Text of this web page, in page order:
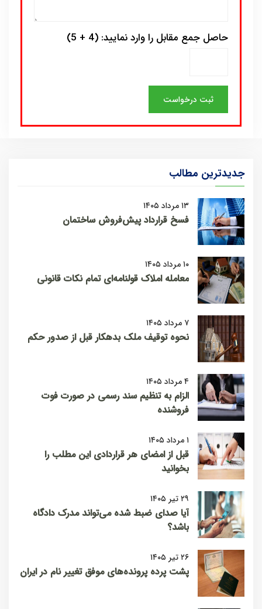
حاصل جمع مقابل را وارد نمایید: (4 + 5)
جدیدترین مطالب
۱۳ مرداد ۱۴۰۵
فسخ قرارداد پیش‌فروش ساختمان
۱۰ مرداد ۱۴۰۵
معامله املاک قولنامه‌ای تمام نکات قانونی
۷ مرداد ۱۴۰۵
نحوه توقیف ملک بدهکار قبل از صدور حکم
۴ مرداد ۱۴۰۵
الزام به تنظیم سند رسمی در صورت فوت
فروشنده
۱ مرداد ۱۴۰۵
قبل از امضای هر قراردادی این مطلب را
بخوانید
۲۹ تیر ۱۴۰۵
آیا صدای ضبط شده می‌تواند مدرک دادگاه
باشد؟
۲۶ تیر ۱۴۰۵
پشت پرده پرونده‌های موفق تغییر نام در ایران